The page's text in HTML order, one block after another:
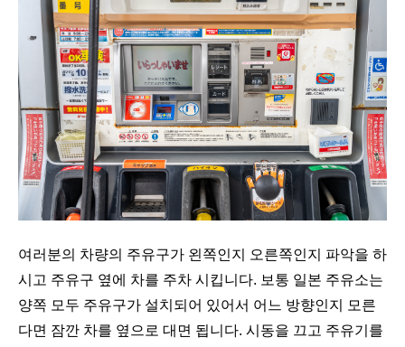
여러분의 차량의 주유구가 왼쪽인지 오른쪽인지 파악을 하
시고 주유구 옆에 차를 주차 시킵니다. 보통 일본 주유소는
양쪽 모두 주유구가 설치되어 있어서 어느 방향인지 모른
다면 잠깐 차를 옆으로 대면 됩니다. 시동을 끄고 주유기를